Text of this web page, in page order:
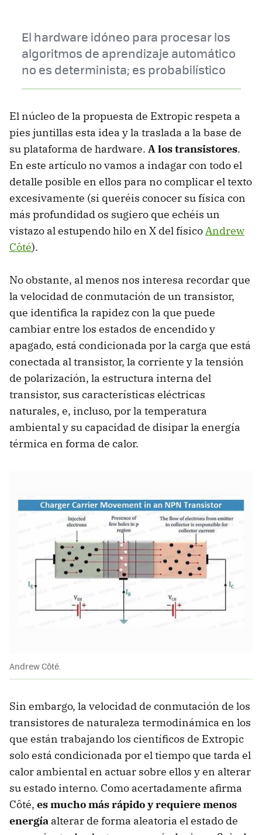
El hardware idóneo para procesar los
algoritmos de aprendizaje automático
no es determinista; es probabilístico
El núcleo de la propuesta de Extropic respeta a
pies juntillas esta idea y la traslada a la base de
su plataforma de hardware. A los transistores.
En este artículo no vamos a indagar con todo el
detalle posible en ellos para no complicar el texto
excesivamente (si queréis conocer su física con
más profundidad os sugiero que echéis un
vistazo al estupendo hilo en X del físicoAndrew
Côté).
No obstante, al menos nos interesa recordar que
la velocidad de conmutación de un transistor,
que identifica la rapidez con la que puede
cambiar entre los estados de encendido y
apagado, está condicionada por la carga que está
conectada al transistor, la corriente y la tensión
de polarización, la estructura interna del
transistor, sus características eléctricas
naturales, e, incluso, por la temperatura
ambiental y su capacidad de disipar la energía
térmica en forma de calor.
Andrew Côté.
Sin embargo, la velocidad de conmutación de los
transistores de naturaleza termodinámica en los
que están trabajando los científicos de Extropic
solo está condicionada por el tiempo que tarda el
calor ambiental en actuar sobre ellos y en alterar
su estado interno. Como acertadamente afirma
Côté, es mucho más rápido y requiere menos
energía alterar de forma aleatoria el estado de